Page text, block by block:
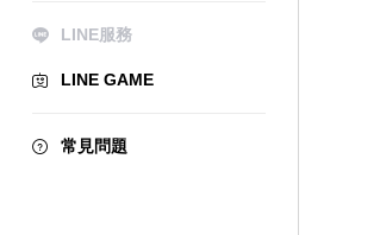
LINE服務
LINE GAME
常見問題